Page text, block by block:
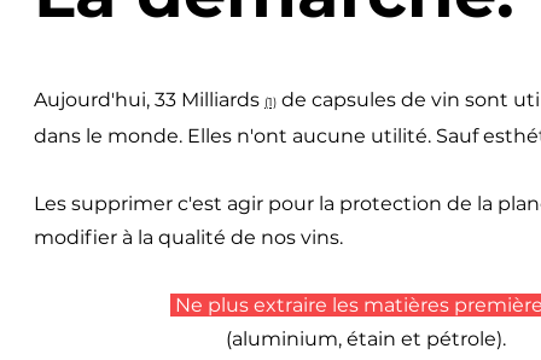
Aujourd'hui, 33 Milliards (1) de capsules de vin sont
dans le monde. Elles n'ont aucune utilité. Sauf
Les supprimer c'est agir pour la protection de la
modifier à la qualité de nos vins.
Ne plus extraire les matières
(aluminium, étain et pétrole).